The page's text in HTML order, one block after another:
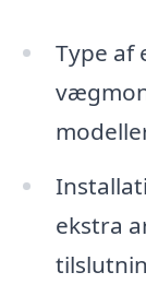
Type af
ekstra